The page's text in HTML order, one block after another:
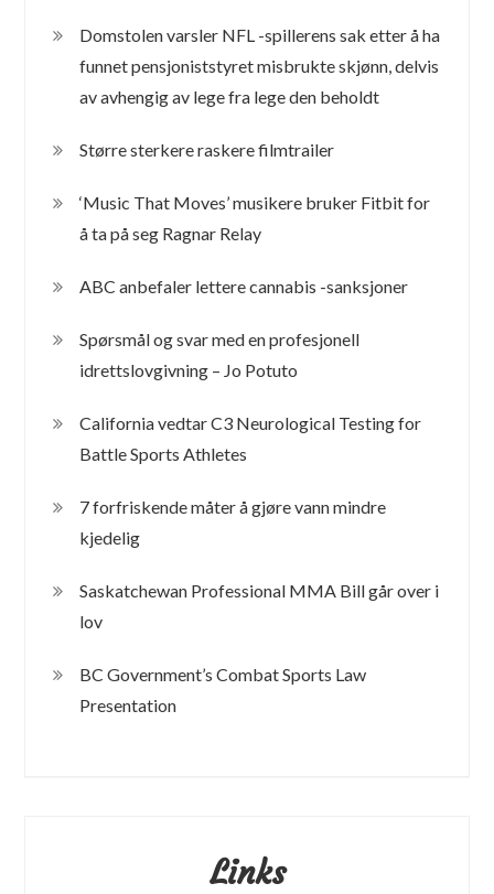
Domstolen varsler NFL -spillerens sak etter å ha
funnet pensjoniststyret misbrukte skjønn, delvis
av avhengig av lege fra lege den beholdt
Større sterkere raskere filmtrailer
‘Music That Moves’ musikere bruker Fitbit for
å ta på seg Ragnar Relay
ABC anbefaler lettere cannabis -sanksjoner
Spørsmål og svar med en profesjonell
idrettslovgivning – Jo Potuto
California vedtar C3 Neurological Testing for
Battle Sports Athletes
7 forfriskende måter å gjøre vann mindre
kjedelig
Saskatchewan Professional MMA Bill går over i
lov
BC Government’s Combat Sports Law
Presentation
Links